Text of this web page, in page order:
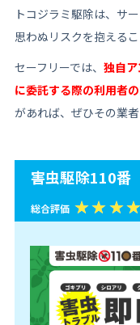
トコジラミ駆除は、サ
思わぬリスクを抱える
セーフリーでは、 独自
に委託する際の利用者
があれば、ぜひその業
害虫駆除110番
総合評価